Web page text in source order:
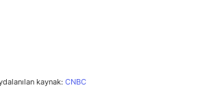
kaynak: CNBC